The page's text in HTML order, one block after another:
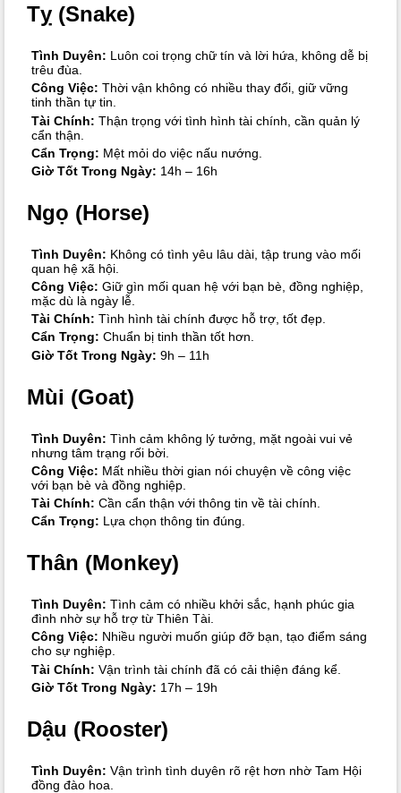
Tỵ (Snake)
Tình Duyên: Luôn coi trọng chữ tín và lời hứa, không dễ bị
trêu đùa.
Công Việc: Thời vận không có nhiều thay đổi, giữ vững
tinh thần tự tin.
Tài Chính: Thận trọng với tình hình tài chính, cần quản lý
cẩn thận.
Cẩn Trọng: Mệt mỏi do việc nấu nướng.
Giờ Tốt Trong Ngày: 14h – 16h
Ngọ (Horse)
Tình Duyên: Không có tình yêu lâu dài, tập trung vào mối
quan hệ xã hội.
Công Việc: Giữ gìn mối quan hệ với bạn bè, đồng nghiệp,
mặc dù là ngày lễ.
Tài Chính: Tình hình tài chính được hỗ trợ, tốt đẹp.
Cẩn Trọng: Chuẩn bị tinh thần tốt hơn.
Giờ Tốt Trong Ngày: 9h – 11h
Mùi (Goat)
Tình Duyên: Tình cảm không lý tưởng, mặt ngoài vui vẻ
nhưng tâm trạng rối bời.
Công Việc: Mất nhiều thời gian nói chuyện về công việc
với bạn bè và đồng nghiệp.
Tài Chính: Cần cẩn thận với thông tin về tài chính.
Cẩn Trọng: Lựa chọn thông tin đúng.
Thân (Monkey)
Tình Duyên: Tình cảm có nhiều khởi sắc, hạnh phúc gia
đình nhờ sự hỗ trợ từ Thiên Tài.
Công Việc: Nhiều người muốn giúp đỡ bạn, tạo điểm sáng
cho sự nghiệp.
Tài Chính: Vận trình tài chính đã có cải thiện đáng kể.
Giờ Tốt Trong Ngày: 17h – 19h
Dậu (Rooster)
Tình Duyên: Vận trình tình duyên rõ rệt hơn nhờ Tam Hội
đồng đào hoa.